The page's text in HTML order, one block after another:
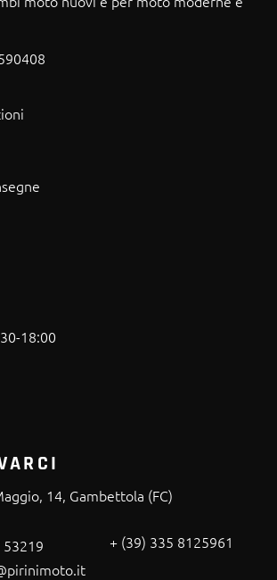
18:00
14, Gambettola (FC)
+ (39) 335 8125961